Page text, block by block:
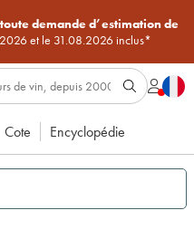
demande d’estimation de
et le 31.08.2026 inclus*
Cote Encyclopédie